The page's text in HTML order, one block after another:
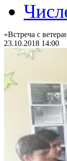
«Встреча с
23.10.2018 14:00